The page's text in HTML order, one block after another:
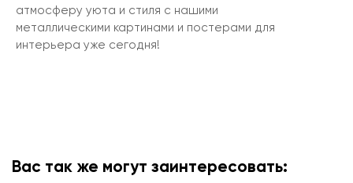
атмосферу уюта и стиля с нашими
металлическими картинами и постерами для
интерьера уже сегодня!
Вас так же могут заинтересовать: